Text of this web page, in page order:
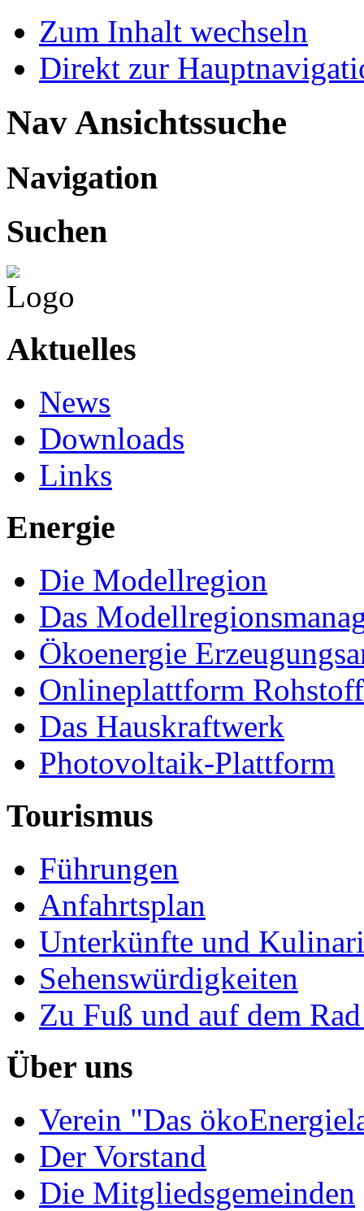
Zum Inhalt wechseln
Direkt zur
Nav Ansichtssuche
Navigation
Suchen
Aktuelles
News
Downloads
Links
Energie
Die Modellregion
Das
Ökoenergie
Onlineplattform
Das Hauskraftwerk
Photovoltaik-Plattform
Tourismus
Führungen
Anfahrtsplan
Unterkünfte und
Sehenswürdigkeiten
Zu Fuß und auf dem
Über uns
Verein "Das
Der Vorstand
Die Mitgliedsgemeinden